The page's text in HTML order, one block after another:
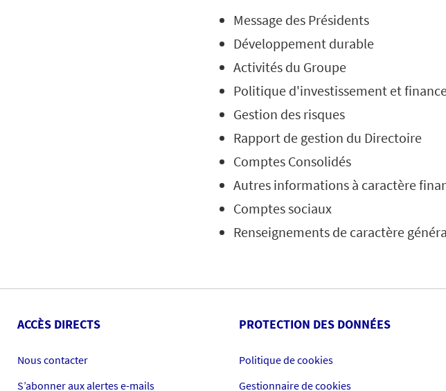
Message des Présidents
Développement durable
Activités du Groupe
Politique d'investissement et
Gestion des risques
Rapport de gestion du Directoire
Comptes Consolidés
Autres informations à caractère
Comptes sociaux
Renseignements de caractère
ACCÈS DIRECTS
Nous contacter
S’abonner aux alertes e-mails
PROTECTION DES DONNÉES
Politique de cookies
Gestionnaire de cookies